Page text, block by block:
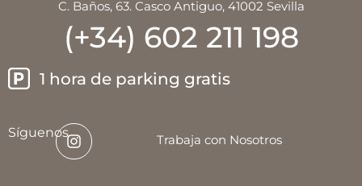
C. Baños, 63. Casco Antiguo, 41002 Sevilla
(+34) 602 211 198
1 hora de parking gratis
Síguenos Trabaja con Nosotros